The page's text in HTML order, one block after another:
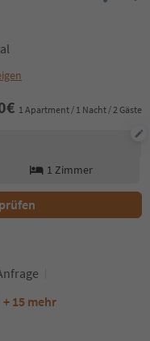
€ 1 Apartment / 1 Nacht / 2 Gäste
1 Zimmer
+ 15 mehr